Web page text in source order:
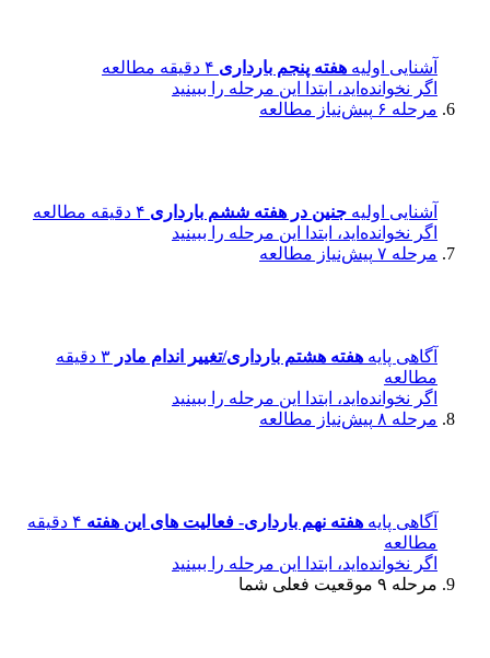
آشنایی اولیه هفته پنجم بارداری ۴ دقیقه مطالعه
اگر نخوانده‌اید، ابتدا این مرحله را ببینید
مرحله ۶
پیش‌نیاز مطالعه
آشنایی اولیه جنین در هفته ششم بارداری ۴ دقیقه مطالعه
اگر نخوانده‌اید، ابتدا این مرحله را ببینید
مرحله ۷
پیش‌نیاز مطالعه
آگاهی پایه هفته هشتم بارداری/تغییر اندام مادر
۳ دقیقه
مطالعه
اگر نخوانده‌اید، ابتدا این مرحله را ببینید
مرحله ۸
پیش‌نیاز مطالعه
آگاهی پایه هفته نهم بارداری- فعالیت های این هفته
۴ دقیقه
مطالعه
اگر نخوانده‌اید، ابتدا این مرحله را ببینید
مرحله ۹
موقعیت فعلی شما